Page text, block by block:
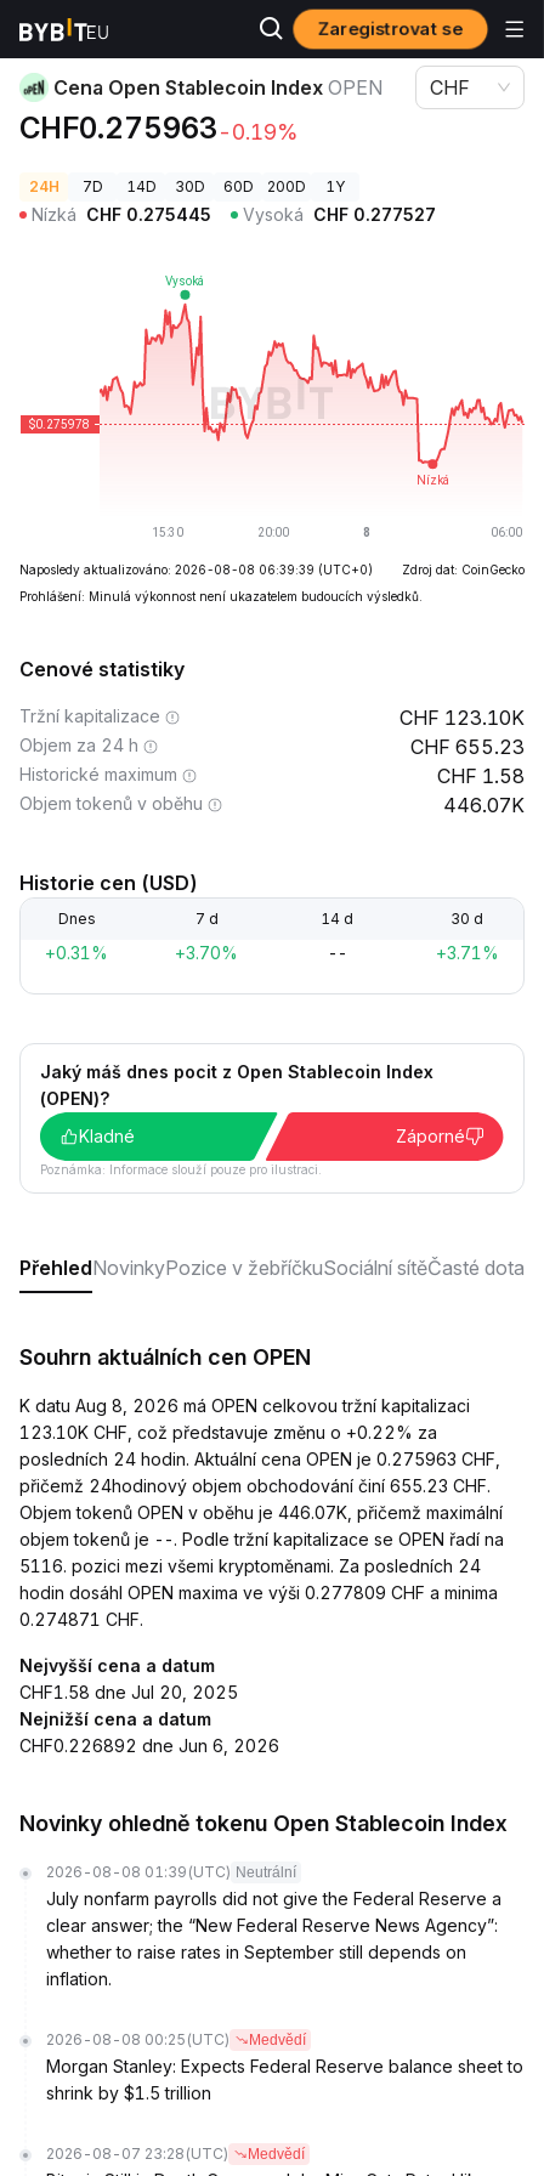
Zaregistrovat se
Ceny kryptoměn Cena Open Stablecoin Index OPEN
Cena Open Stablecoin Index OPEN
CHF0.275963-0.19%
CHF
24H 7D 14D 30D 60D 200D 1Y
Nízká CHF 0.275445 Vysoká CHF 0.277527
Naposledy aktualizováno: 2026-08-08 06:39:39 (UTC+0)
Zdroj dat: CoinGecko
Prohlášení: Minulá výkonnost není ukazatelem budoucích výsledků.
Cenové statistiky
Tržní kapitalizace 123.10K
Objem za 24 h 655.23
Historické maximum 1.58
Objem tokenů v oběhu 446.07K
Historie cen (USD)
Dnes 7 d 14 d 30 d
+0.31% +3.70% -- +3.71%
Jaký máš dnes pocit z Open Stablecoin Index
(OPEN)?
Kladné
Záporné
Poznámka: Informace slouží pouze pro ilustraci.
PřehledNovinkyPozice v žebříčkuSociální sítěČasté
Souhrn aktuálních cen OPEN
K datu Aug 8, 2026 má OPEN celkovou tržní kapitalizaci
123.10K CHF, což představuje změnu o +0.22% za
posledních 24 hodin. Aktuální cena OPEN je 0.275963 CHF,
přičemž 24hodinový objem obchodování činí 655.23 CHF.
Objem tokenů OPEN v oběhu je 446.07K, přičemž maximální
objem tokenů je --. Podle tržní kapitalizace se OPEN řadí na
5116. pozici mezi všemi kryptoměnami. Za posledních 24
hodin dosáhl OPEN maxima ve výši 0.277809 CHF a minima
0.274871 CHF.
Nejvyšší cena a datum
CHF1.58 dne Jul 20, 2025
Nejnižší cena a datum
CHF0.226892 dne Jun 6, 2026
Novinky ohledně tokenu Open Stablecoin Index
2026-08-08 01:39 (UTC) Neutrální
July nonfarm payrolls did not give the Federal Reserve a
clear answer; the “New Federal Reserve News Agency”:
whether to raise rates in September still depends on
inflation.
2026-08-08 00:25 (UTC) Medvědí
Morgan Stanley: Expects Federal Reserve balance sheet to
shrink by $1.5 trillion
2026-08-07 23:28 (UTC) Medvědí